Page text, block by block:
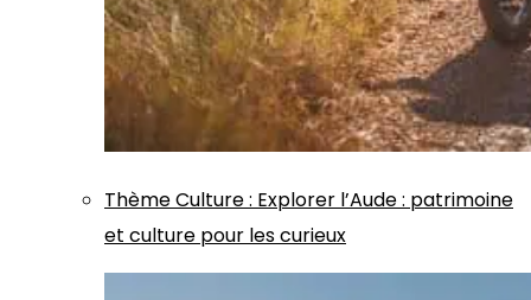
ThèmeCulture: Explorer l’Aude : patrimoine
et culture pour les curieux